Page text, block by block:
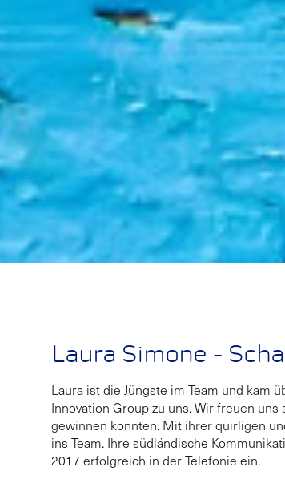
Laura Simone -
Laura ist die Jüngste im Team und kam
Innovation Group zu uns. Wir freuen
gewinnen konnten. Mit ihrer quirligen
ins Team. Ihre südländische
2017 erfolgreich in der Telefonie ein.